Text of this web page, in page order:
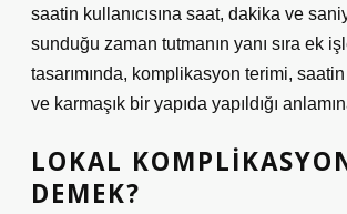
saatin kullanıcısına saat, dakika ve
sunduğu zaman tutmanın yanı sıra ek
tasarımında, komplikasyon terimi,
ve karmaşık bir yapıda yapıldığı
LOKAL
DEMEK?